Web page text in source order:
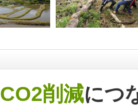
CO2削減につ